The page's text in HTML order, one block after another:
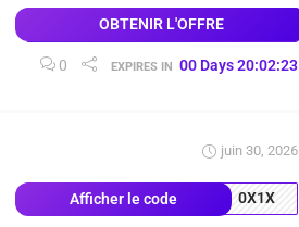
OBTENIR L'OFFRE
0 EXPIRES IN 00 Days 20:02:22
juin 30, 2026
Afficher le code 0X1X